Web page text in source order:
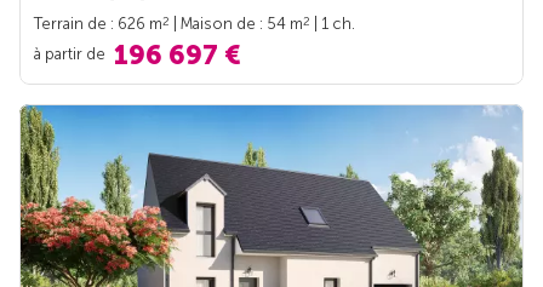
Terrain de : 626 m2 | Maison de : 54 m2
| 1 ch.
à partir de 196 697 €